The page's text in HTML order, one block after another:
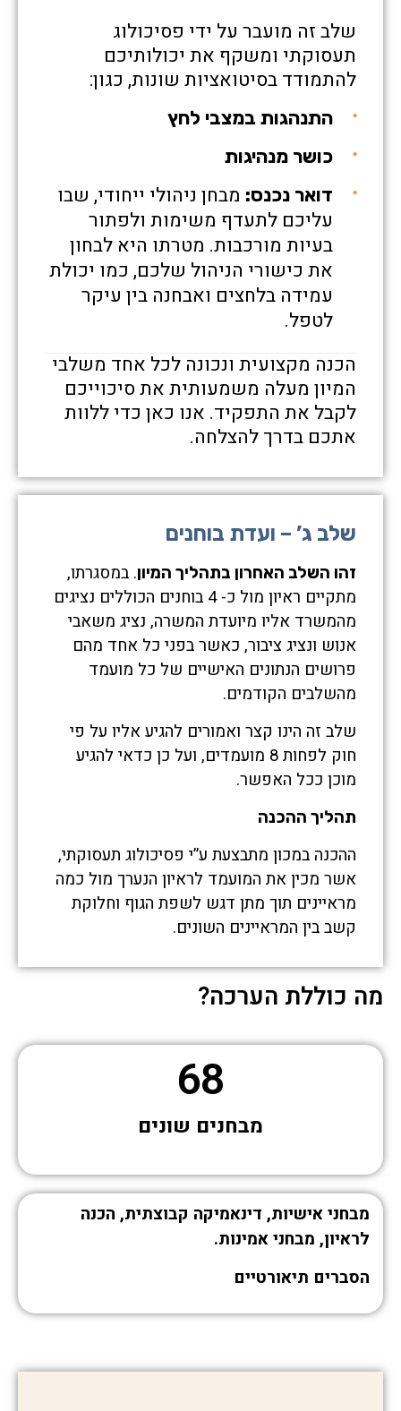
שלב זה מועבר על ידי פסיכולוג
תעסוקתי ומשקף את יכולותיכם
להתמודד בסיטואציות שונות, כגון:
התנהגות במצבי לחץ
כושר מנהיגות
דואר נכנס: מבחן ניהולי ייחודי, שבו
עליכם לתעדף משימות ולפתור
בעיות מורכבות. מטרתו היא לבחון
את כישורי הניהול שלכם, כמו יכולת
עמידה בלחצים ואבחנה בין עיקר
לטפל.
הכנה מקצועית ונכונה לכל אחד משלבי
המיון מעלה משמעותית את סיכוייכם
לקבל את התפקיד. אנו כאן כדי ללוות
אתכם בדרך להצלחה.
שלב ג’ – ועדת בוחנים
זהו השלב האחרון בתהליך המיון. במסגרתו,
מתקיים ראיון מול כ- 4 בוחנים הכוללים נציגים
מהמשרד אליו מיועדת המשרה, נציג משאבי
אנוש ונציג ציבור, כאשר בפני כל אחד מהם
פרושים הנתונים האישיים של כל מועמד
מהשלבים הקודמים.
שלב זה הינו קצר ואמורים להגיע אליו על פי
חוק לפחות 8 מועמדים, ועל כן כדאי להגיע
מוכן ככל האפשר.
תהליך ההכנה
ההכנה במכון מתבצעת ע”י פסיכולוג תעסוקתי,
אשר מכין את המועמד לראיון הנערך מול כמה
מראיינים תוך מתן דגש לשפת הגוף וחלוקת
קשב בין המראיינים השונים.
מה כוללת הערכה?
מבחנים שונים
68
מבחני אישיות, דינאמיקה קבוצתית, הכנה
לראיון, מבחני אמינות.
הסברים תיאורטיים